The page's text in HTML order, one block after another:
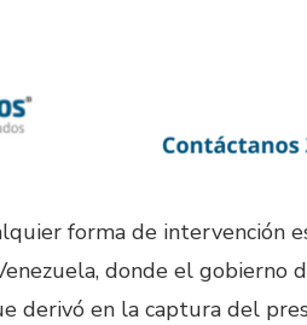
forma de intervención
donde el gobierno
derivó en la captura del